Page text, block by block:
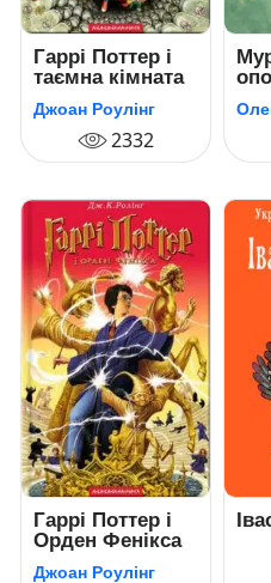
Гаррі Поттер і
таємна кімната
Джоан Роулінг
2332
Гаррі Поттер i
Орден Фенікса
Джоан Роулінг